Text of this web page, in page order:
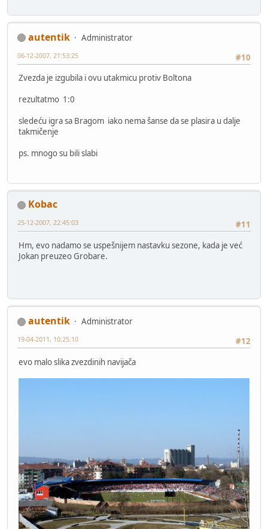
autentik
Administrator
#10
06-12-2007, 21:53:25
Zvezda je izgubila i ovu utakmicu protiv Boltona
rezultatmo 1:0
sledeću igra sa Bragom iako nema šanse da se plasira u dalje
takmičenje
ps. mnogo su bili slabi
Kobac
#11
25-12-2007, 22:45:03
Hm, evo nadamo se uspešnijem nastavku sezone, kada je već
Jokan preuzeo Grobare.
autentik
Administrator
#12
19-04-2011, 10:25:10
evo malo slika zvezdinih navijača